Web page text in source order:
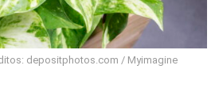
depositphotos.com / Myimagine